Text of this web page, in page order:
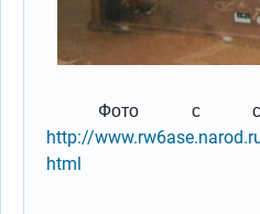
Фото с
http://
html